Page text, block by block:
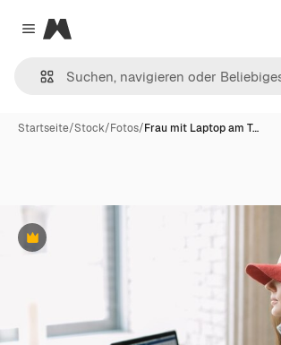
Close menu
Magnific
Startseite/Stock/Fotos/Frau mit Laptop am T…
Premium